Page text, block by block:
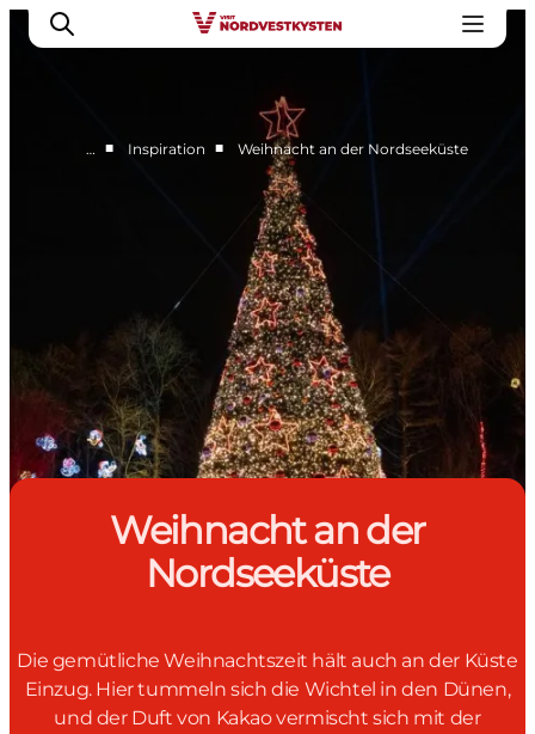
Unterkunft
Mach deine Urlaubsplanung
… ■ Inspiration ■ Weihnacht an der Nordseeküste
Weihnacht an der
Nordseeküste
Die gemütliche Weihnachtszeit hält auch an der Küste
Einzug. Hier tummeln sich die Wichtel in den Dünen,
und der Duft von Kakao vermischt sich mit der